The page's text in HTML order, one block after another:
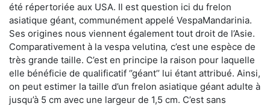
été répertoriée aux USA. Il est question ici du frelon
asiatique géant, communément appelé VespaMandarinia.
Ses origines nous viennent également tout droit de l’Asie.
Comparativement à la vespa velutina, c’est une espèce de
très grande taille. C’est en principe la raison pour laquelle
elle bénéficie de qualificatif ‘’géant’’ lui étant attribué. Ainsi,
on peut estimer la taille d’un frelon asiatique géant adulte à
jusqu’à 5 cm avec une largeur de 1,5 cm. C’est sans